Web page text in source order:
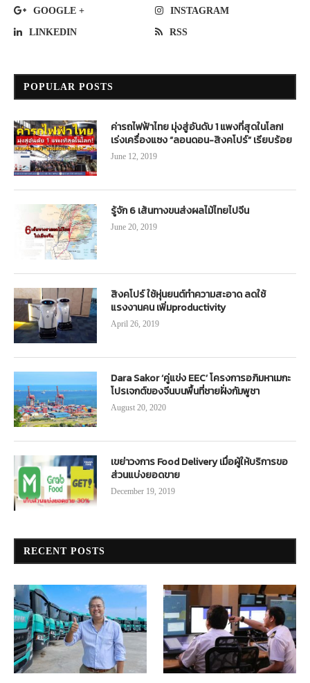
GOOGLE + INSTAGRAM
LINKEDIN RSS
POPULAR POSTS
ค่ารถไฟฟ้าไทย มุ่งสู่อันดับ 1 แพงที่สุดในโลก!
เร่งเครื่องแซง “ลอนดอน-สิงคโปร์” เรียบร้อย
June 12, 2019
รู้จัก 6 เส้นทางขนส่งผลไม้ไทยไปจีน
June 20, 2019
สิงคโปร์ ใช้หุ่นยนต์ทำความสะอาด ลดใช้
แรงงานคน เพิ่มproductivity
April 26, 2019
Dara Sakor ‘คู่แข่ง EEC’ โครงการอภิมหาเมกะ
โปรเจกต์ของจีนบนพื้นที่ชายฝั่งกัมพูชา
August 20, 2020
เขย่าวงการ Food Delivery เมื่อผู้ให้บริการขอ
ส่วนแบ่งยอดขาย
December 19, 2019
RECENT POSTS